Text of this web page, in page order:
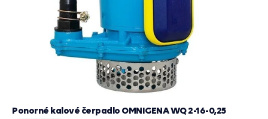
Ponorné kalové čerpadlo OMNIGENA WQ 2-16-0,25